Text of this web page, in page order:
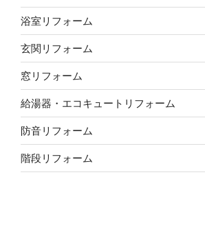
浴室リフォーム
玄関リフォーム
窓リフォーム
給湯器・エコキュートリフォーム
防音リフォーム
階段リフォーム